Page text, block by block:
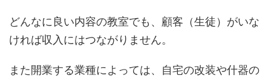
どんなに良い内容の教室でも、顧客（生徒）がいな
ければ収入にはつながりません。
また開業する業種によっては、自宅の改装や什器の